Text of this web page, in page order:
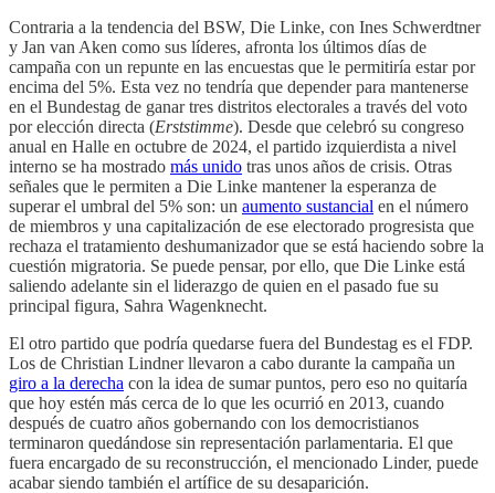
Contraria a la tendencia del BSW, Die Linke, con Ines Schwerdtner
y Jan van Aken como sus líderes, afronta los últimos días de
campaña con un repunte en las encuestas que le permitiría estar por
encima del 5%. Esta vez no tendría que depender para mantenerse
en el Bundestag de ganar tres distritos electorales a través del voto
por elección directa (Erststimme). Desde que celebró su congreso
anual en Halle en octubre de 2024, el partido izquierdista a nivel
interno se ha mostrado más unido tras unos años de crisis. Otras
señales que le permiten a Die Linke mantener la esperanza de
superar el umbral del 5% son: un aumento sustancial en el número
de miembros y una capitalización de ese electorado progresista que
rechaza el tratamiento deshumanizador que se está haciendo sobre la
cuestión migratoria. Se puede pensar, por ello, que Die Linke está
saliendo adelante sin el liderazgo de quien en el pasado fue su
principal figura, Sahra Wagenknecht.
El otro partido que podría quedarse fuera del Bundestag es el FDP.
Los de Christian Lindner llevaron a cabo durante la campaña un
giro a la derecha con la idea de sumar puntos, pero eso no quitaría
que hoy estén más cerca de lo que les ocurrió en 2013, cuando
después de cuatro años gobernando con los democristianos
terminaron quedándose sin representación parlamentaria. El que
fuera encargado de su reconstrucción, el mencionado Linder, puede
acabar siendo también el artífice de su desaparición.